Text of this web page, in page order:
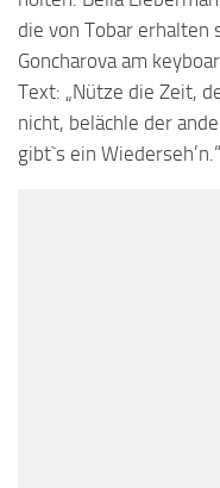
die von Tobar erhalten
Goncharova am
Text: „Nütze die Zeit,
nicht, belächle der
gibt`s ein Wiederseh’n.“